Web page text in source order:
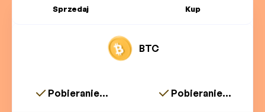
Sprzedaj Kup
BTC
Pobieranie... Pobieranie...